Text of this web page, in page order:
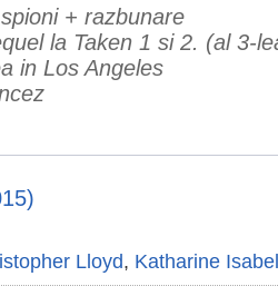
+ razbunare
la Taken 1 si 2. (al 3-
in Los Angeles
Lloyd, Katharine